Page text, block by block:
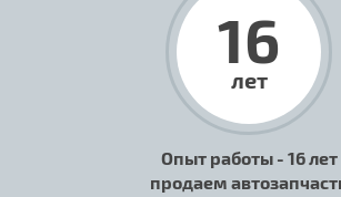
16
лет
Опыт работы - 16 лет
продаем